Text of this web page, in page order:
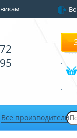
Все производители